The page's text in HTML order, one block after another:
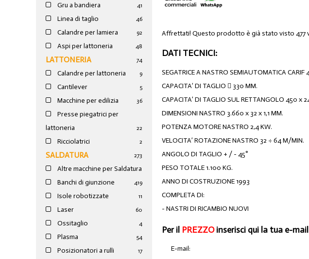
Gru a bandiera 41
Linea di taglio 46
Calandre per lamiera 92
Aspi per lattoneria 48
LATTONERIA 74
Calandre per lattoneria 9
Cantilever 5
Macchine per edilizia 36
Presse piegatrici per
lattoneria
22
Ricciolatrici 2
SALDATURA 273
Altre macchine per Saldatura
19
Banchi di giunzione 4
Isole robotizzate 11
Laser 60
Ossitaglio 4
Plasma 54
Posizionatori a rulli 17
Affrettati! Questo prodotto è già stato visto 477
DATI TECNICI:
SEGATRICE A NASTRO SEMIAUTOMATICA CARIF
CAPACITA’ DI TAGLIO  330 MM.
CAPACITA’ DI TAGLIO SUL RETTANGOLO 450 x
DIMENSIONI NASTRO 3.660 x 32 x 1,1 MM.
POTENZA MOTORE NASTRO 2,4 KW.
VELOCITA’ ROTAZIONE NASTRO 32 ÷ 64 M/MIN.
ANGOLO DI TAGLIO + / - 45°
PESO TOTALE 1.100 KG.
ANNO DI COSTRUZIONE 1993
COMPLETA DI:
- NASTRI DI RICAMBIO NUOVI
Per il PREZZOinserisci qui la tua e-mail
E-mail: